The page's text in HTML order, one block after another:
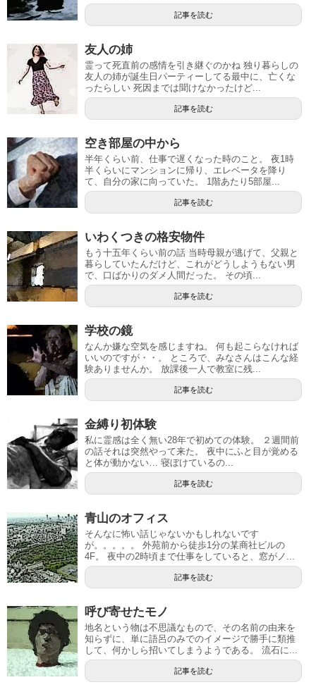
記事を読む
友人の姉
霊って死直前の感情を引き継ぐのかね 独り暮らしの
友人の姉が誕生日パーティーしてる最中に、亡くな
ったらしい 死因までは聞けなかったけど...
記事を読む
空き部屋の中から
半年くらい前、仕事で遅くなった時のこと。 夜1時
半くらいにマンションに帰り、エレベータを降り
て、自分の家に向っていた。 1階あたり5部屋...
記事を読む
いわくつきの格安物件
もう十五年くらい前の話 当時母親が逃げて、父親と
暮らしていたんだけど、これがどうしようもない男
で、口ばかりのダメ人間だった。 その頃...
記事を読む
学校の鏡
なんか嫌な空気を感じますね。 何も起こらなければ
いいのですが・・。 ところで、みなさんはこんな経
験ありませんか。 放課後一人で教室に残...
記事を読む
金縛り初体験
私に霊感は全く無い28年で初めての体験。 ２週間前
の話それは突然やって来た。 夜中にふと目が覚める
と体が動かない… 寝ぼけているの...
記事を読む
青山のオフィス
そんなに怖い話じゃないかもしれないです
が。。。。。 外苑前から徒歩1分の某商社ビルの
4F。 夜中の2時頃まで仕事をしていると、窓がノ...
記事を読む
呼び寄せたモノ
地名という物は不思議なもので、その名前の由来を
知らずに、単に語呂のみでのイメージで勝手に類推
して、何かしら招いてしまうようである。 流石に...
記事を読む